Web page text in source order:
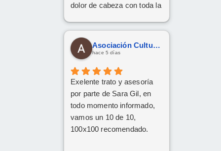
dolor de cabeza con toda la
trámites, pero siempre han
tenido una paciencia
increíble y un trato cercano
implicación y
profesionalidad, al final han
conseguido sacar adelante
Da gusto encontrarse con
Asociación Cultural Yesha
hace 5 días
Exelente trato y asesoría
por parte de Sara Gil, en
todo momento informado,
vamos un 10 de 10,
100x100 recomendado.